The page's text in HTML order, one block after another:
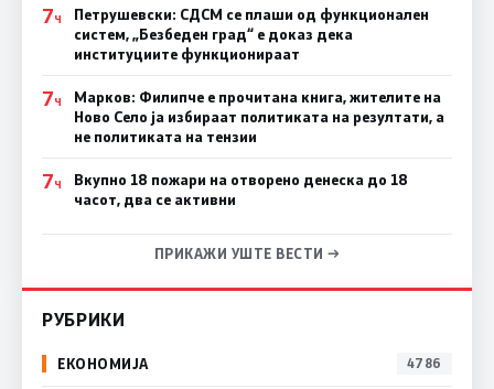
7Ч
Петрушевски: СДСМ се плаши од функционален
систем, „Безбеден град“ е доказ дека
институциите функционираат
7Ч
Марков: Филипче е прочитана книга, жителите на
Ново Село ја избираат политиката на резултати, а
не политиката на тензии
7Ч
Вкупно 18 пожари на отворено денеска до 18
часот, два се активни
ПРИКАЖИ УШТЕ ВЕСТИ →
РУБРИКИ
ЕКОНОМИЈА 4786